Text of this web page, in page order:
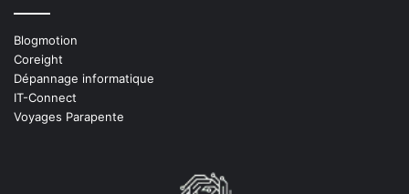
Blogmotion
Coreight
Dépannage informatique
IT-Connect
Voyages Parapente